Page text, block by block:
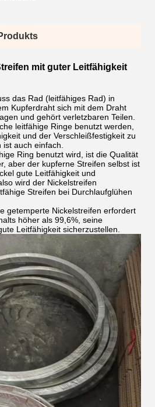
mit guter Leitfähigkeit
das Rad (leitfähiges Rad) in
Kupferdraht sich mit dem Draht
und gehört verletzbaren Teilen.
leitfähige Ringe benutzt werden,
und der Verschleißfestigkeit zu
auch einfach.
Ring benutzt wird, ist die Qualität
aber der kupferne Streifen selbst ist
gute Leitfähigkeit und
wird der Nickelstreifen
Streifen bei Durchlaufglühen
getemperte Nickelstreifen erfordert
höher als 99,6%, seine
Leitfähigkeit sicherzustellen.